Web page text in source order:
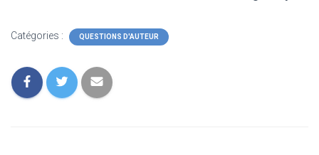
Catégories : QUESTIONS D'AUTEUR